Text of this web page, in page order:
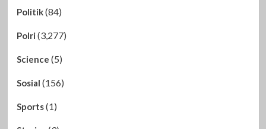
Politik(84)
Polri (3,277)
Science (5)
Sosial (156)
Sports(1)